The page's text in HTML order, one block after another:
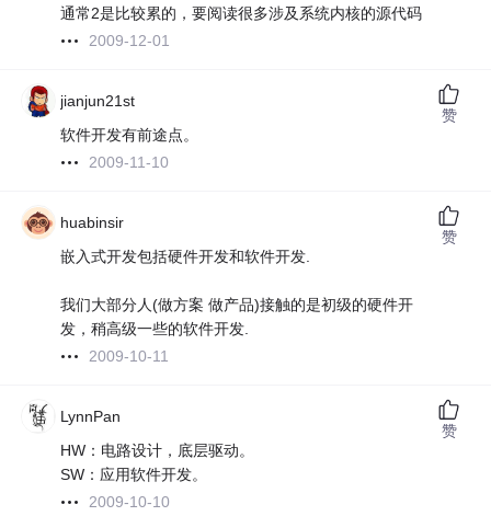
通常2是比较累的，要阅读很多涉及系统内核的源代码
2009-12-01
jianjun21st
软件开发有前途点。
2009-11-10
赞
huabinsir
嵌入式开发包括硬件开发和软件开发.
我们大部分人(做方案 做产品)接触的是初级的硬件开
发，稍高级一些的软件开发.
2009-10-11
赞
LynnPan
HW：电路设计，底层驱动。
SW：应用软件开发。
2009-10-10
赞